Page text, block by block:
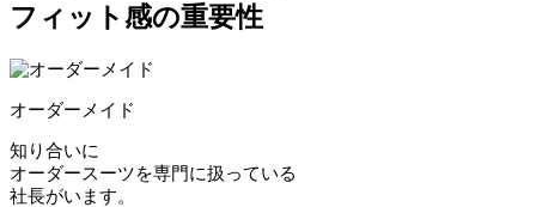
フィット感の重要性
オーダーメイド
知り合いに
オーダースーツを専門に扱っている
社長がいます。